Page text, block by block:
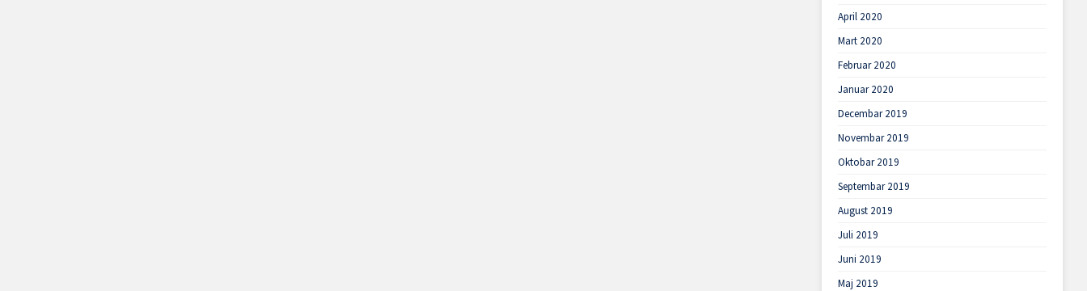
April 2020
Mart 2020
Februar 2020
Januar 2020
Decembar 2019
Novembar 2019
Oktobar 2019
Septembar 2019
August 2019
Juli 2019
Juni 2019
Maj 2019